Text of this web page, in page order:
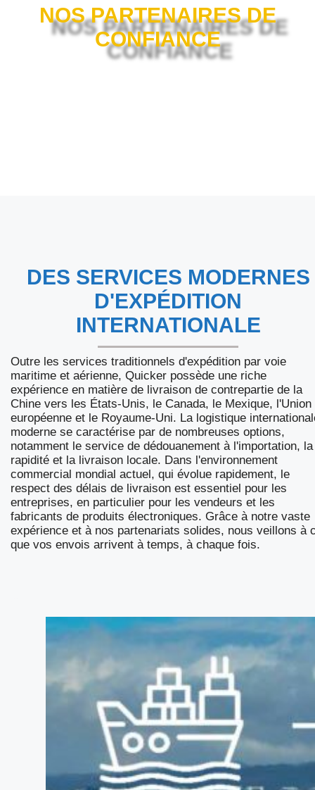
NOS PARTENAIRES DE
CONFIANCE
DES SERVICES MODERNES
D'EXPÉDITION
INTERNATIONALE
Outre les services traditionnels d'expédition par voie
maritime et aérienne, Quicker possède une riche
expérience en matière de livraison de contrepartie de la
Chine vers les États-Unis, le Canada, le Mexique, l'Union
européenne et le Royaume-Uni. La logistique
moderne se caractérise par de nombreuses options,
notamment le service de dédouanement à l'importation, la
rapidité et la livraison locale. Dans l'environnement
commercial mondial actuel, qui évolue rapidement, le
respect des délais de livraison est essentiel pour les
entreprises, en particulier pour les vendeurs et les
fabricants de produits électroniques. Grâce à notre vaste
expérience et à nos partenariats solides, nous veillons à
que vos envois arrivent à temps, à chaque fois.